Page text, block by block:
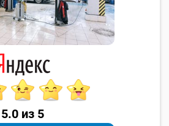
5.0 из 5